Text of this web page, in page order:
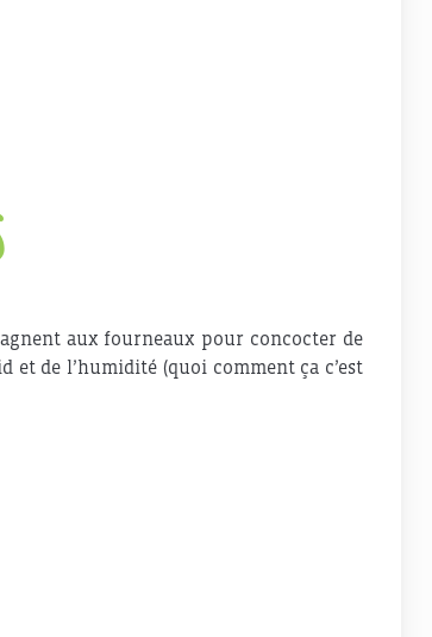
aux fourneaux pour concocter de
et de l’humidité (quoi comment ça c’est